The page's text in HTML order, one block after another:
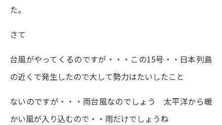
た。
さて
台風がやってくるのですが・・・この15号・・日本列島
の近くで発生したので大して勢力はたいしたこと
ないのですが・・・雨台風なのでしょう 太平洋から暖
かい風が入り込むので・・雨だけでしょうね